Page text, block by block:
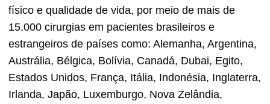
físico e qualidade de vida, por meio de mais de
15.000 cirurgias em pacientes brasileiros e
estrangeiros de países como: Alemanha, Argentina,
Austrália, Bélgica, Bolívia, Canadá, Dubai, Egito,
Estados Unidos, França, Itália, Indonésia, Inglaterra,
Irlanda, Japão, Luxemburgo, Nova Zelândia,